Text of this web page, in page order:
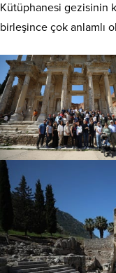
Kütüphanesi gezisinin
birleşince çok anlamlı